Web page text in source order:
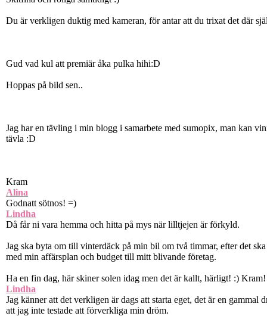
Du är verkligen duktig med kameran, för antar att du trixat det där
Gud vad kul att premiär åka pulka hihi:D
Hoppas på bild sen..
Jag har en tävling i min blogg i samarbete med sumopix, man kan
tävla :D
Kram
Alina
Godnatt sötnos! =)
Lindha
Då får ni vara hemma och hitta på mys när lilltjejen är förkyld.
Jag ska byta om till vinterdäck på min bil om två timmar, efter det
med min affärsplan och budget till mitt blivande företag.
Ha en fin dag, här skiner solen idag men det är kallt, härligt! :) Kram!
Lindha
Jag känner att det verkligen är dags att starta eget, det är en
att jag inte testade att förverkliga min dröm.